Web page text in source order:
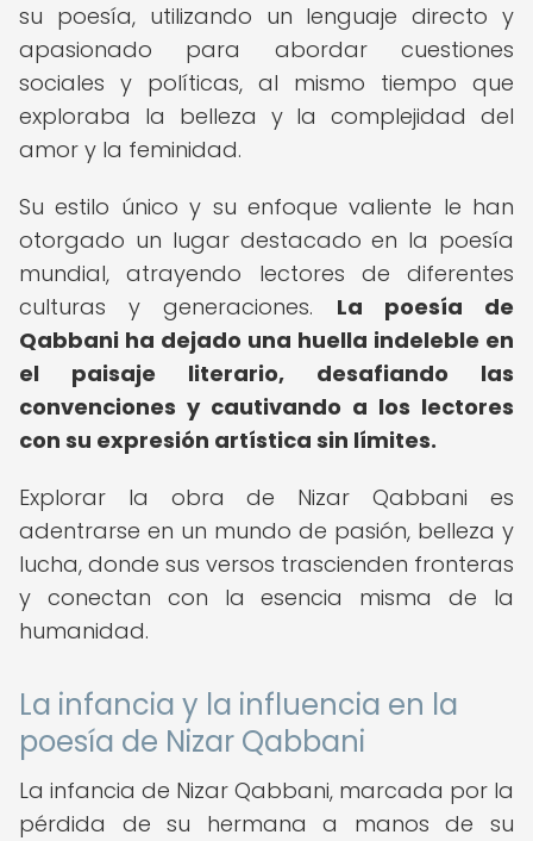
su poesía, utilizando un lenguaje directo y
apasionado para abordar cuestiones
sociales y políticas, al mismo tiempo que
exploraba la belleza y la complejidad del
amor y la feminidad.
Su estilo único y su enfoque valiente le han
otorgado un lugar destacado en la poesía
mundial, atrayendo lectores de diferentes
culturas y generaciones. La poesía de
Qabbani ha dejado una huella indeleble en
el paisaje literario, desafiando las
convenciones y cautivando a los lectores
con su expresión artística sin límites.
Explorar la obra de Nizar Qabbani es
adentrarse en un mundo de pasión, belleza y
lucha, donde sus versos trascienden fronteras
y conectan con la esencia misma de la
humanidad.
La infancia y la influencia en la
poesía de Nizar Qabbani
La infancia de Nizar Qabbani, marcada por la
pérdida de su hermana a manos de su